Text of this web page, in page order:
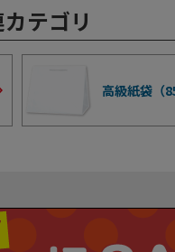
テゴリ
高級紙袋（